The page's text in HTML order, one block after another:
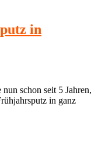
in
schon seit 5 Jahren,
in ganz